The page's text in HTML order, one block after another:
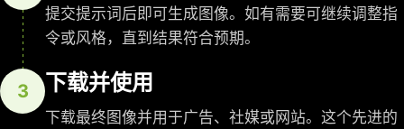
提交提示词后即可生成图像。如有需要可继续调整指
令或风格，直到结果符合预期。
3 下载并使用
下载最终图像并用于广告、社媒或网站。这个先进的